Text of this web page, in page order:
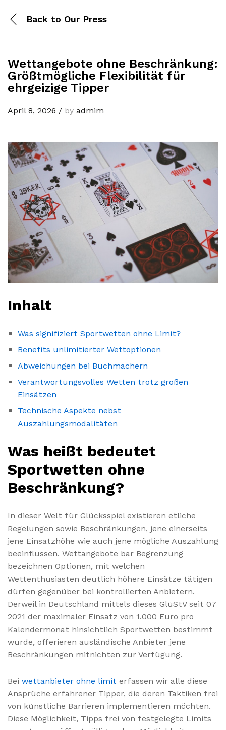
Back to Our Press
Wettangebote ohne Beschränkung:
Größtmögliche Flexibilität für
ehrgeizige Tipper
April 8, 2026 / by admim
Inhalt
Was signifiziert Sportwetten ohne Limit?
Benefits unlimitierter Wettoptionen
Abweichungen bei Buchmachern
Verantwortungsvolles Wetten trotz großen
Einsätzen
Technische Aspekte nebst
Auszahlungsmodalitäten
Was heißt bedeutet
Sportwetten ohne
Beschränkung?
In dieser Welt für Glücksspiel existieren etliche
Regelungen sowie Beschränkungen, jene einerseits
jene Einsatzhöhe wie auch jene mögliche Auszahlung
beeinflussen. Wettangebote bar Begrenzung
bezeichnen Optionen, mit welchen
Wettenthusiasten deutlich höhere Einsätze tätigen
dürfen gegenüber bei kontrollierten Anbietern.
Derweil in Deutschland mittels dieses GlüStV seit 07
2021 der maximaler Einsatz von 1.000 Euro pro
Kalendermonat hinsichtlich Sportwetten bestimmt
wurde, offerieren ausländische Anbieter jene
Beschränkungen mitnichten zur Verfügung.
Bei wettanbieter ohne limit erfassen wir alle diese
Ansprüche erfahrener Tipper, die deren Taktiken frei
von künstliche Barrieren implementieren möchten.
Diese Möglichkeit, Tipps frei von festgelegte Limits